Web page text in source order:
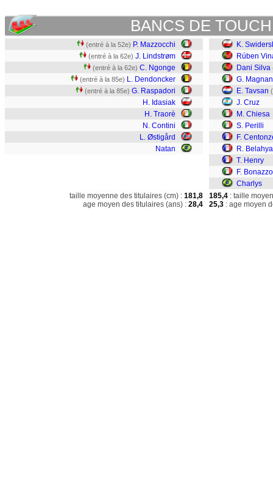
BANCS DE
(entré à la 52e) P. Mazzocchi
(entré à la 62e) J. Lindstrøm
(entré à la 62e) C. Ngonge
(entré à la 85e) L. Dendoncker
(entré à la 85e) G. Raspadori
H. Idasiak
H. Traorè
N. Contini
L. Østigård
Natan
K.
Rúben
Dani Silva
G.
E. Tavsan
J. Cruz
M. Chiesa
S. Perilli
F.
R.
T. Henry
F.
Charlys
taille moyenne des titulaires (cm) : 181,8
age moyen des titulaires (ans) : 28,4
185,4 : taille
25,3 : age moyen